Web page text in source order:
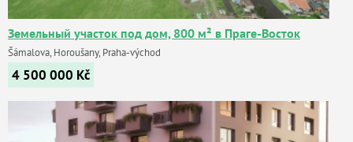
Земельный участок под дом, 800 м² в Праге-Восток
Šámalova, Horoušany, Praha-východ
4 500 000 Kč